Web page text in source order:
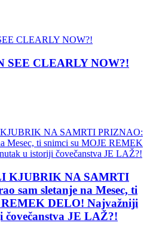
SEE CLEARLY NOW?!
KJUBRIK NA SAMRTI
sam sletanje na Mesec, ti
REMEK DELO! Najvažniji
JE LAŽ?!